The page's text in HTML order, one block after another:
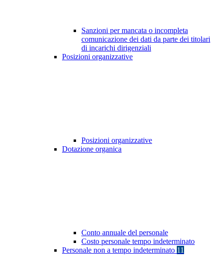
Sanzioni per mancata o incompleta
comunicazione dei dati da parte dei titolari
di incarichi dirigenziali
Posizioni organizzative
Posizioni organizzative
Dotazione organica
Conto annuale del personale
Costo personale tempo indeterminato
Personale non a tempo indeterminato 11